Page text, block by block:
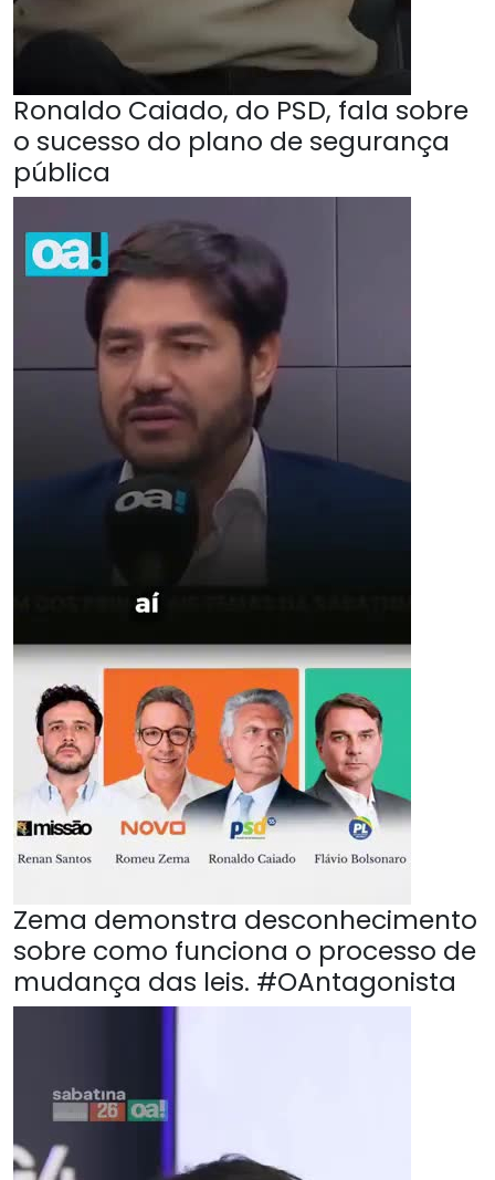
Ronaldo Caiado, do PSD, fala sobre
o sucesso do plano de segurança
pública
Zema demonstra desconhecimento
sobre como funciona o processo de
mudança das leis. #OAntagonista